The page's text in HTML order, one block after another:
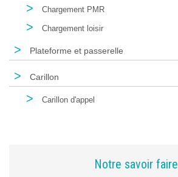
> Chargement PMR
> Chargement loisir
> Plateforme et passerelle
> Carillon
> Carillon d'appel
Notre savoir faire